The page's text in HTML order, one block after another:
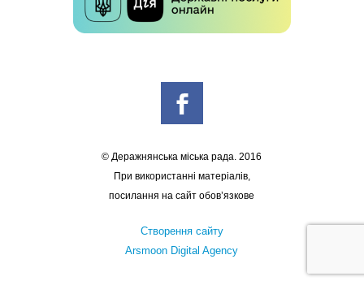
© Деражнянська міська рада. 2016
При використанні матеріалів,
посилання на сайт обов’язкове
Створення сайту
Arsmoon Digital Agency